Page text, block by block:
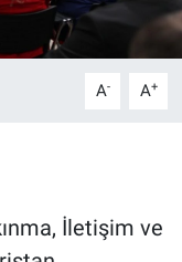
A- A+
İletişim ve